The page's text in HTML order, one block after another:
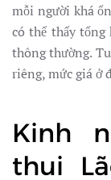
mỗi người khá
có thể thấy
thông thường.
riêng, mức giá ở
Kinh
thui